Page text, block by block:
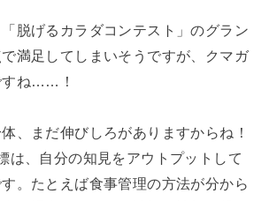
脱げるカラダコンテスト」のグラン
満足してしまいそうですが、クマガ
すね……！
、まだ伸びしろがありますからね！
は、自分の知見をアウトプットして
。たとえば食事管理の方法が分から